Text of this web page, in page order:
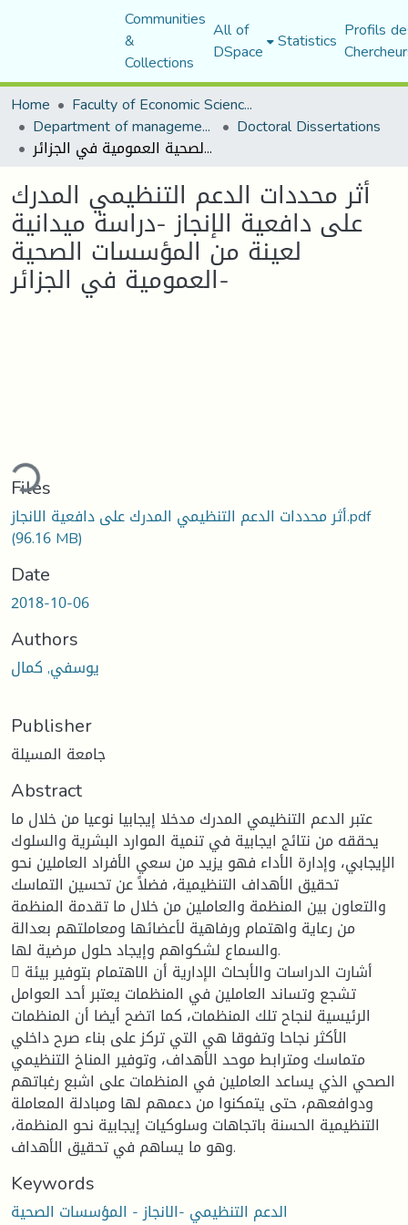
Communities
&
Collections
All of
DSpace Statistics Profils
Home
Faculty of Economic Sciences, Commerce and Management Sciences
Department of management sciences Doctoral Dissertations
أثر محددات الدعم التنظيمي المدرك على دافعية الإنجاز -دراسة ميدانية لعينة من المؤسسات الصحية العمومية في الجزائر-
أثر محددات الدعم التنظيمي المدرك
على دافعية الإنجاز -دراسة ميدانية
لعينة من المؤسسات الصحية
العمومية في الجزائر-
Files
أثر محددات الدعم التنظيمي المدرك على دافعية الانجاز.pdf
(96.16 MB)
Date
2018-10-06
Authors
يوسفي, كمال
Publisher
جامعة المسيلة
Abstract
عتبر الدعم التنظيمي المدرك مدخلا إيجابيا نوعيا من خلال ما
يحققه من نتائج ايجابية في تنمية الموارد البشرية والسلوك
الإيجابي، وإدارة الأداء فهو يزيد من سعي الأفراد العاملين نحو
تحقيق الأهداف التنظيمية، فضلاً عن تحسين التماسك
والتعاون بين المنظمة والعاملين من خلال ما تقدمة المنظمة
من رعاية واهتمام ورفاهية لأعضائها ومعاملتهم بعدالة
والسماع لشكواهم وإيجاد حلول مرضية لها.
 أشارت الدراسات والأبحاث الإدارية أن الاهتمام بتوفير بيئة
تشجع وتساند العاملين في المنظمات يعتبر أحد العوامل
الرئيسية لنجاح تلك المنظمات، كما اتضح أيضا أن المنظمات
الأكثر نجاحا وتفوقا هي التي تركز على بناء صرح داخلي
متماسك ومترابط موحد الأهداف، وتوفير المناخ التنظيمي
الصحي الذي يساعد العاملين في المنظمات على اشبع رغباتهم
ودوافعهم، حتى يتمكنوا من دعمهم لها ومبادلة المعاملة
التنظيمية الحسنة باتجاهات وسلوكيات إيجابية نحو المنظمة،
وهو ما يساهم في تحقيق الأهداف.
Keywords
الدعم التنظيمي -الانجاز - المؤسسات الصحية